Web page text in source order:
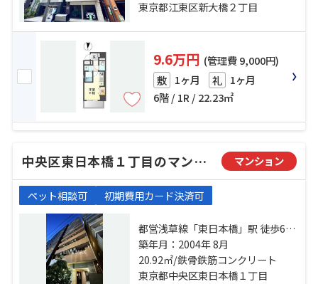
東京都江東区新大橋２丁目
9.6万円 (管理費 9,000円)
敷 1ヶ月 礼 1ヶ月
6階 / 1R / 22.23㎡
中央区東日本橋１丁目のマンション マンション
ペット相談可 初期費用カード決済可
都営浅草線「東日本橋」駅 徒歩6分
都営新宿線「浜町」駅 徒歩6分 都営
新宿線「馬喰横山」駅 徒歩9分
築年月：2004年 8月
20.92㎡/鉄骨鉄筋コンクリート
東京都中央区東日本橋１丁目